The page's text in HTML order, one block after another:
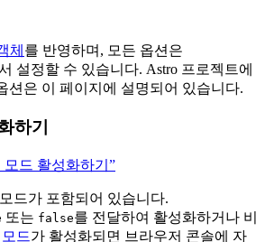
체 를 반영하며, 모든 옵션은
설정할 수 있습니다. Astro 프로젝트에
션은 이 페이지에 설명되어 있습니다.
하기
모드 활성화하기”
모드가 포함되어 있습니다.
또는 false를 전달하여 활성화하거나 비
모드가 활성화되면 브라우저 콘솔에 자